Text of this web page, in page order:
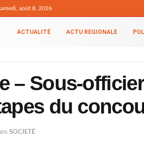
août 8, 2026
ACTUALITÉ ACTU REGIONALE
– Sous-
du
SOCIETÉ